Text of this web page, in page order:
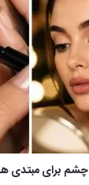
چشم برای